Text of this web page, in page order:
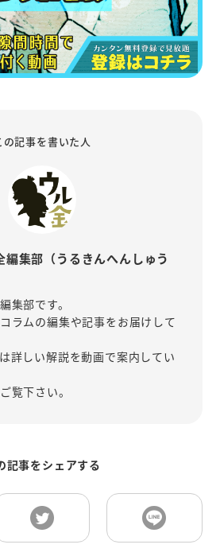
の記事を書いた人
編集部（うるきんへんしゅう
集部です。
ラムの編集や記事をお届けして
詳しい解説を動画で案内してい
覧下さい。
記事をシェアする